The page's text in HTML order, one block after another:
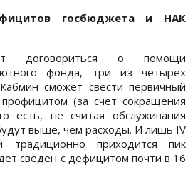
госбюджета и НАК
договориться о помощи
фонда, три из четырех
сможет свести первичный
(за счет сокращения
есть, не считая обслуживания
выше, чем расходы. И лишь IV
традиционно приходится пик
сведен с дефицитом почти в 16